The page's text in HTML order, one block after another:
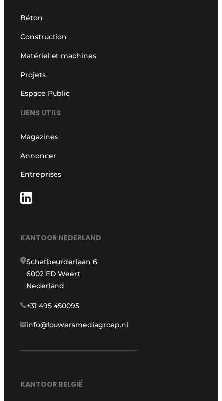
Béton
Construction
Matériel et machines
Projets
Espace Public
LIENS UTILS
Magazines
Annoncer
Entreprises
KANTOOR NEDERLAND
Schatbeurderlaan 6
6002 ED Weert
Nederland
+31 495 450095
info@louwersmediagroep.nl
KANTOOR BELGIË